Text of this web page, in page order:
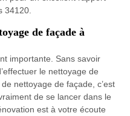
34120.
de façade à
importante. Sans savoir
le nettoyage de
nettoyage de façade, c’est
de se lancer dans le
est à votre écoute